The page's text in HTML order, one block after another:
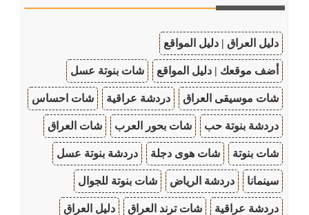
دليل العراق | دليل المواقع
أضف موقعك | دليل المواقع شات بنوتة عسل
شات موسيقى العراق دردشة عراقية شات احساس
دردشة بنوتة حب شات بحور العرب شات العراق
شات بنوتة شات هوى دجلة دردشة بنوتة عسل
سينمانا دردشة الرياض شات بنوتة للجوال
دردشة عراقية شات ترند العراق دليل العراق